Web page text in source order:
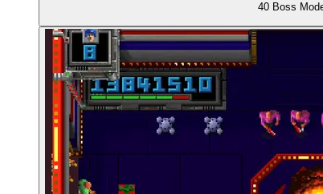
00:27:20 - Massenhaft Sprites auf dem Schirm
00:28:03 - Blut und Gewalt
00:29:01
00:29:22 SPIELBESCHREIBUNG
40 Boss